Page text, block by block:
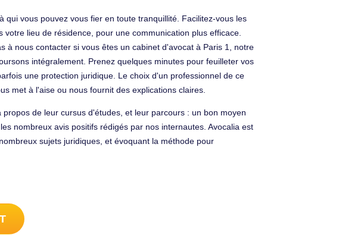
vous pouvez vous fier en toute tranquillité. Facilitez-vous les
lieu de résidence, pour une communication plus efficace.
à nous contacter si vous êtes un cabinet d'avocat à Paris 1, notre
intégralement. Prenez quelques minutes pour feuilleter vos
une protection juridique. Le choix d'un professionnel de ce
met à l'aise ou nous fournit des explications claires.
de leur cursus d'études, et leur parcours : un bon moyen
nombreux avis positifs rédigés par nos internautes. Avocalia est
sujets juridiques, et évoquant la méthode pour